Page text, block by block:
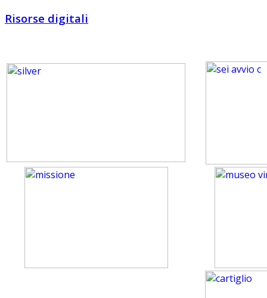
Risorse digitali